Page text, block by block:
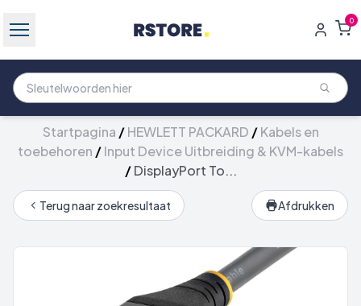
0
Startpagina /HEWLETT PACKARD /Kabels en
toebehoren /Input Device Uitbreiding & KVM-kabels
/DisplayPort To...
Terug naar zoekresultaat Afdrukken